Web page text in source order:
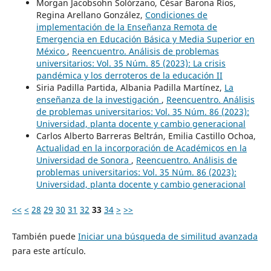
Morgan Jacobsohn Solórzano, César Barona Ríos,
Regina Arellano González, Condiciones de
implementación de la Enseñanza Remota de
Emergencia en Educación Básica y Media Superior en
México , Reencuentro. Análisis de problemas
universitarios: Vol. 35 Núm. 85 (2023): La crisis
pandémica y los derroteros de la educación II
Siria Padilla Partida, Albania Padilla Martínez, La
enseñanza de la investigación , Reencuentro. Análisis
de problemas universitarios: Vol. 35 Núm. 86 (2023):
Universidad, planta docente y cambio generacional
Carlos Alberto Barreras Beltrán, Emilia Castillo Ochoa,
Actualidad en la incorporación de Académicos en la
Universidad de Sonora , Reencuentro. Análisis de
problemas universitarios: Vol. 35 Núm. 86 (2023):
Universidad, planta docente y cambio generacional
<< < 28 29 30 31 32 33 34 > >>
También puede Iniciar una búsqueda de similitud avanzada
para este artículo.